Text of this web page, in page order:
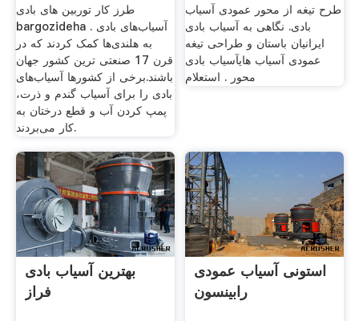
طرز کار توربین های بادی
bargozideha . آسیاب‌های بادی
به هلندی‌ها کمک کردند که در
قرن 17 صنعتی ترین کشور جهان
باشند.برخی از کشورها آسیاب‌های
بادی را برای آسیاب گندم و ذرت،
پمپ کردن آب و قطع درختان به
کار می‌بردند.
طرح تیغه از محور عمودی آسیاب
بادی. نگاهی به آسیاب بادی
ایرانیان باستان و طراحی تیغه
عمودی آسیاب هایآسیاب بادی
محور . استعلام
بهترین آسیاب بادی
فراز
استونی آسیاب عمودی
رابینسون